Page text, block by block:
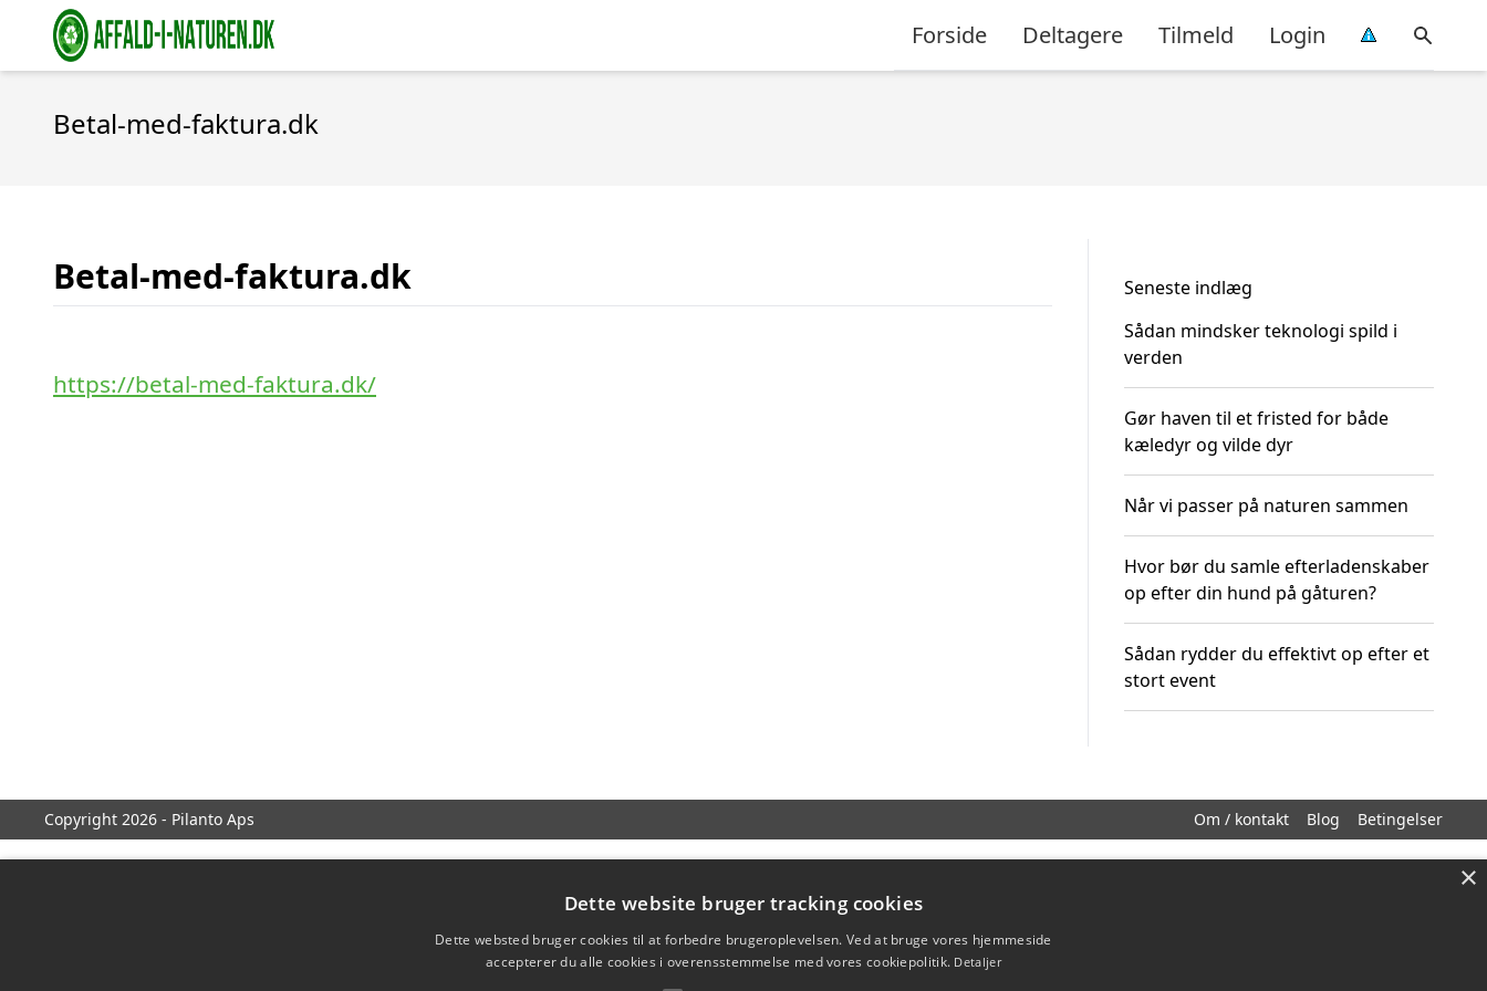
Forside Deltagere Tilmeld Login
Betal-med-faktura.dk
Betal-med-faktura.dk
https://betal-med-faktura.dk/
Seneste indlæg
Sådan mindsker teknologi spild i
verden
Gør haven til et fristed for både
kæledyr og vilde dyr
Når vi passer på naturen sammen
Hvor bør du samle efterladenskaber
op efter din hund på gåturen?
Sådan rydder du effektivt op efter et
stort event
Copyright 2026 - Pilanto Aps Om / kontakt Blog Betingelser
×
Dette website bruger tracking cookies
Dette websted bruger cookies til at forbedre brugeroplevelsen. Ved at bruge vores hjemmeside
accepterer du alle cookies i overensstemmelse med vores cookiepolitik. Detaljer